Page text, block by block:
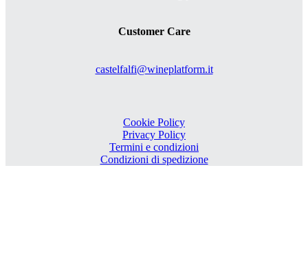
Customer Care
castelfalfi@wineplatform.it
Cookie Policy
Privacy Policy
Termini e condizioni
Condizioni di spedizione